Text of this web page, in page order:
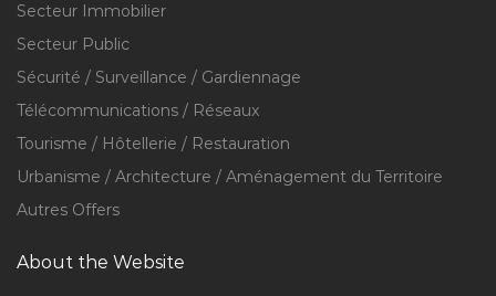
Secteur Immobilier
Secteur Public
Sécurité / Surveillance / Gardiennage
Télécommunications / Réseaux
Tourisme / Hôtellerie / Restauration
Urbanisme / Architecture / Aménagement du Territoire
Autres Offers
About the Website